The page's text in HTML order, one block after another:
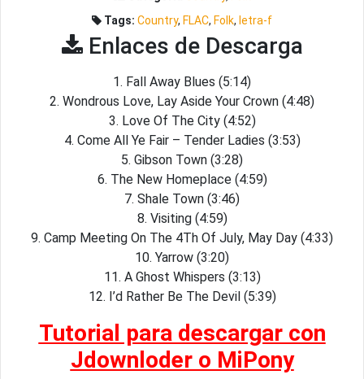
Tags: Country, FLAC, Folk, letra-f
Enlaces de Descarga
1. Fall Away Blues (5:14)
2. Wondrous Love, Lay Aside Your Crown (4:48)
3. Love Of The City (4:52)
4. Come All Ye Fair – Tender Ladies (3:53)
5. Gibson Town (3:28)
6. The New Homeplace (4:59)
7. Shale Town (3:46)
8. Visiting (4:59)
9. Camp Meeting On The 4Th Of July, May Day (4:33)
10. Yarrow (3:20)
11. A Ghost Whispers (3:13)
12. I’d Rather Be The Devil (5:39)
Tutorial para descargar con
Jdownloder o MiPony